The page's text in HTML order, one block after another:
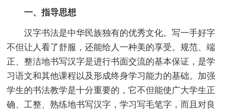
一、指导思想
汉字书法是中华民族独有的优秀文化。写一手好字
不但让人看了舒服，还能给人一种美的享受。规范、端
正、整洁地书写汉字是进行书面交流的基本保证，是学
习语文和其他课程以及形成终身学习能力的基础。加强
学生的书法教学是十分重要的，它不但能使广大学生正
确、工整、熟练地书写汉字，学习写毛笔字，而且对良